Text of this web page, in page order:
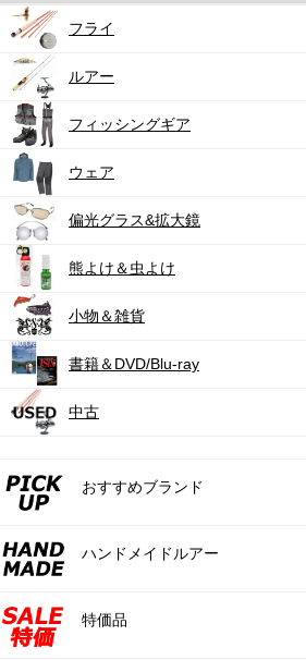
フライ
ルアー
フィッシングギア
ウェア
偏光グラス&拡大鏡
熊よけ＆虫よけ
小物＆雑貨
書籍＆DVD/Blu-ray
中古
おすすめブランド
ハンドメイドルアー
特価品